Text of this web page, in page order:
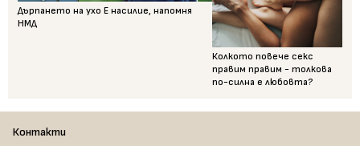
Дърпането на ухо Е насилие, напомня
НМД
Колкото повече секс
правим правим - толкова
по-силна е любовта?
Контакти